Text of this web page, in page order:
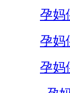
孕妈
孕妈
孕妈